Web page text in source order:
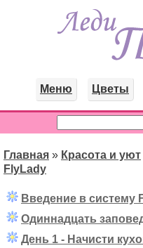
Меню Цветы
Главная » Красота и уют
FlyLady
Введение в систему
Одиннадцать
День 1 - Начисти